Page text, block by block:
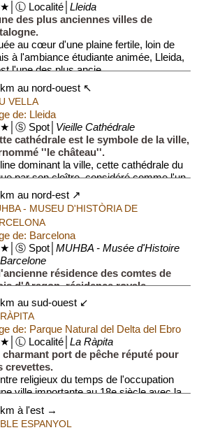
Localité│Lleida
des plus anciennes villes de
au cœur d'une plaine fertile, loin de
à l'ambiance étudiante animée, Lleida,
l'une des plus ancie...
au nord-ouest ↖
VELLA
de: Lleida
Spot│ Vieille Cathédrale
cathédrale est le symbole de la ville,
''le château''.
dominant la ville, cette cathédrale du
par son cloître, considéré comme l'un
au nord-est ↗
- MUSEU D'HISTÒRIA DE
de: Barcelona
Spot│MUHBA - Musée d'Histoire
résidence des comtes de
d'Aragon, résidence royale
à cet emplacement en 1931
de vestiges romains sous...
au sud-ouest ↙
de: Parque Natural del Delta del Ebro
Localité│La Ràpita
charmant port de pêche réputé pour
crevettes.
religieux du temps de l'occupation
ville importante au 18e siècle avec la
à l'est →
ESPANYOL